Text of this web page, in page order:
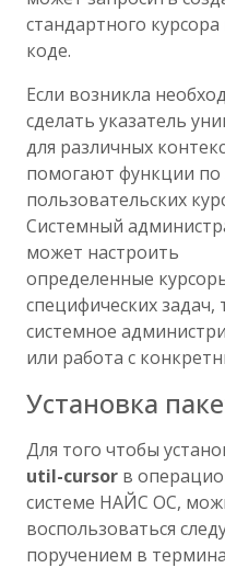
стандартного
коде.
Если возникла
сделать указатель
для различных
помогают функции по
пользовательских
Системный
может настроить
определенные
специфических задач,
системное
или работа с
Установка
Для того чтобы
util-cursor в
системе НАЙС ОС,
воспользоваться
поручением в